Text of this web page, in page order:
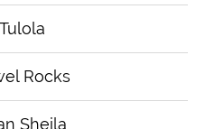
Tulola
Rocks
Sheila